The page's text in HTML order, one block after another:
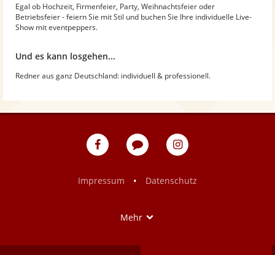
Egal ob Hochzeit, Firmenfeier, Party, Weihnachtsfeier oder
Betriebsfeier - feiern Sie mit Stil und buchen Sie Ihre individuelle Live-
Show mit eventpeppers.
Und es kann losgehen...
Redner aus ganz Deutschland: individuell & professionell.
eventpeppers
Blog
eventpeppers
Impressum
• Datenschutz
Mehr